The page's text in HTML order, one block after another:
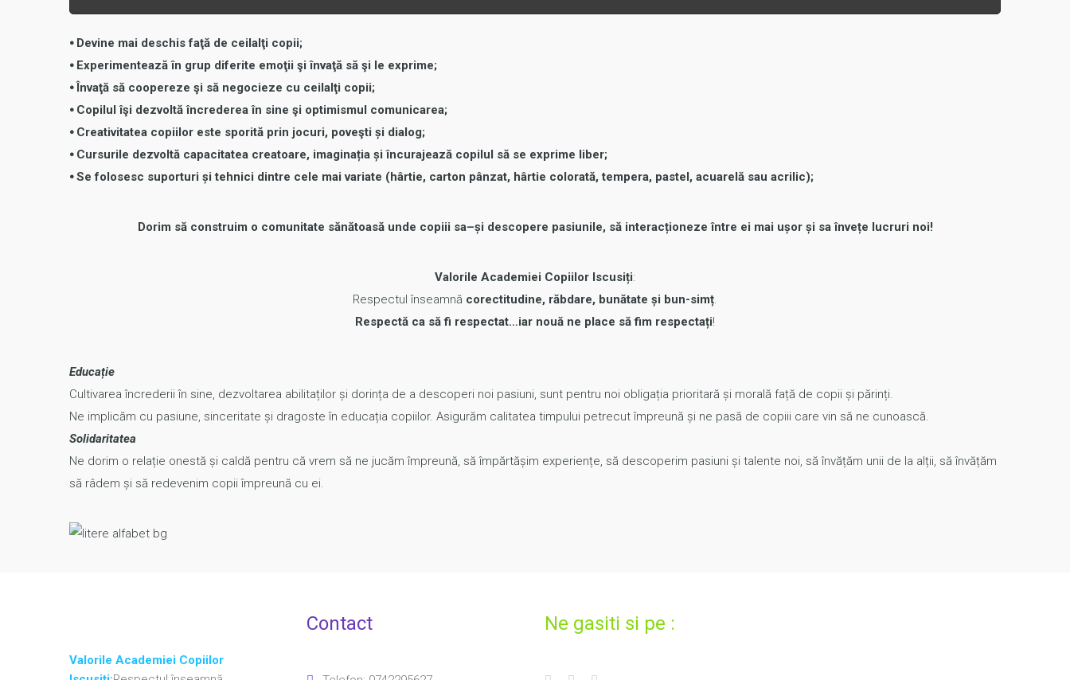
⦁ Devine mai deschis faţă de ceilalţi copii;
⦁ Experimentează în grup diferite emoţii şi învaţă să şi le exprime;
⦁ Învaţă să coopereze şi să negocieze cu ceilalţi copii;
⦁ Copilul îşi dezvoltă încrederea în sine şi optimismul comunicarea;
⦁ Creativitatea copiilor este sporită prin jocuri, poveşti și dialog;
⦁ Cursurile dezvoltă capacitatea creatoare, imaginația și încurajează copilul să se exprime liber;
⦁ Se folosesc suporturi și tehnici dintre cele mai variate (hârtie, carton pânzat, hârtie colorată, tempera, pastel, acuarelă sau acrilic);
Dorim să construim o comunitate sănătoasă unde copiii sa–și descopere pasiunile, să interacționeze între ei mai ușor și sa învețe lucruri noi!
Valorile Academiei Copiilor Iscusiți:
Respectul înseamnă corectitudine, răbdare, bunătate și bun-simț.
Respectă ca să fi respectat…iar nouă ne place să fim respectați!
Educație
Cultivarea încrederii în sine, dezvoltarea abilitaților și dorința de a descoperi noi pasiuni, sunt pentru noi obligația prioritară și morală față de copii și părinți.
Ne implicăm cu pasiune, sinceritate și dragoste în educația copiilor. Asigurăm calitatea timpului petrecut împreună și ne pasă de copiii care vin să ne cunoască.
Solidaritatea
Ne dorim o relație onestă și caldă pentru că vrem să ne jucăm împreună, să împărtășim experiențe, să descoperim pasiuni și talente noi, să învățăm unii de la alții, să învățăm
să râdem și să redevenim copii împreună cu ei.
Valorile Academiei Copiilor
Contact Ne gasiti si pe :